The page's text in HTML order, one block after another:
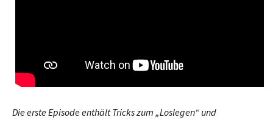
Die erste Episode enthält Tricks zum „Loslegen“ und